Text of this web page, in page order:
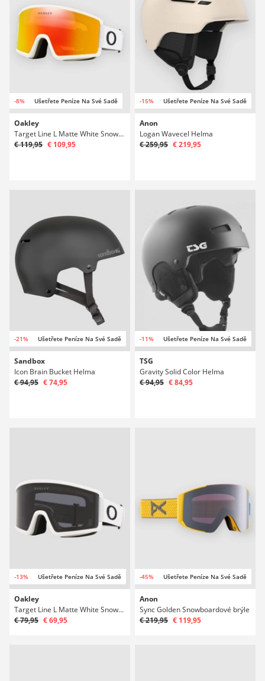
-8% Ušetřete Peníze Na Své Sadě
Oakley
Target Line L Matte White Snowboardové brýle
€ 119,95 € 109,95
-15% Ušetřete Peníze Na Své Sadě
Anon
Logan Wavecel Helma
€ 259,95 € 219,95
-21% Ušetřete Peníze Na Své Sadě
Sandbox
Icon Brain Bucket Helma
€ 94,95 € 74,95
-11% Ušetřete Peníze Na Své Sadě
TSG
Gravity Solid Color Helma
€ 94,95 € 84,95
-13% Ušetřete Peníze Na Své Sadě
Oakley
Target Line L Matte White Snowboardové brýle
€ 79,95 € 69,95
-45% Ušetřete Peníze Na Své Sadě
Anon
Sync Golden Snowboardové brýle
€ 219,95 € 119,95